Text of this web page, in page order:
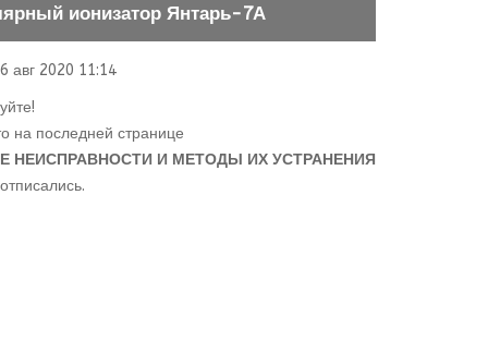
ионизатор Янтарь-7А
авг 2020 11:14
на последней странице
НЕИСПРАВНОСТИ И МЕТОДЫ ИХ УСТРАНЕНИЯ